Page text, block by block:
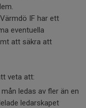
IF har ett
eventuella
att säkra att
veta att:
ledas av fler än en
ledarskapet